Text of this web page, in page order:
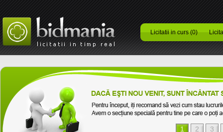
Licitatii in curs (0)
1 2 3